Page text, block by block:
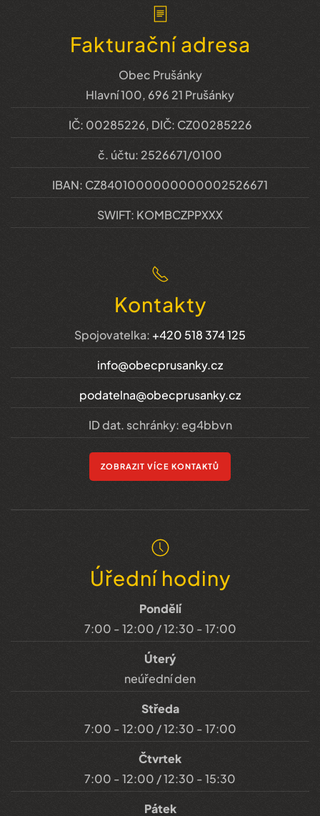
Fakturační adresa
Obec Prušánky
Hlavní 100, 696 21 Prušánky
IČ: 00285226, DIČ: CZ00285226
č. účtu: 2526671/0100
IBAN: CZ8401000000000002526671
SWIFT: KOMBCZPPXXX
Kontakty
Spojovatelka: +420 518 374 125
info@obecprusanky.cz
podatelna@obecprusanky.cz
ID dat. schránky: eg4bbvn
ZOBRAZIT VÍCE KONTAKTŮ
Úřední hodiny
Pondělí
7:00 - 12:00 / 12:30 - 17:00
Úterý
neúřední den
Středa
7:00 - 12:00 / 12:30 - 17:00
Čtvrtek
7:00 - 12:00 / 12:30 - 15:30
Pátek